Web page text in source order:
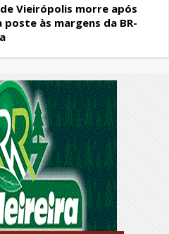
Vieirópolis morre após
às margens da BR-